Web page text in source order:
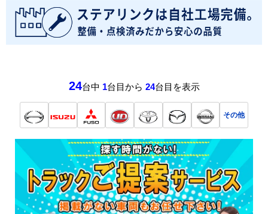
24台中 1台目から 24台目を表示
その他